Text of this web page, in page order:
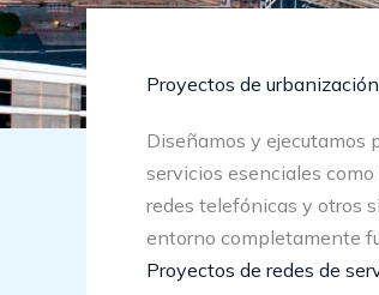
Proyectos de
Diseñamos y ejecutamos
servicios esenciales
redes telefónicas y otros
entorno completamente
Proyectos de redes de